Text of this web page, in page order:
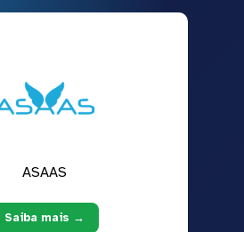
ASAAS
Saiba mais →